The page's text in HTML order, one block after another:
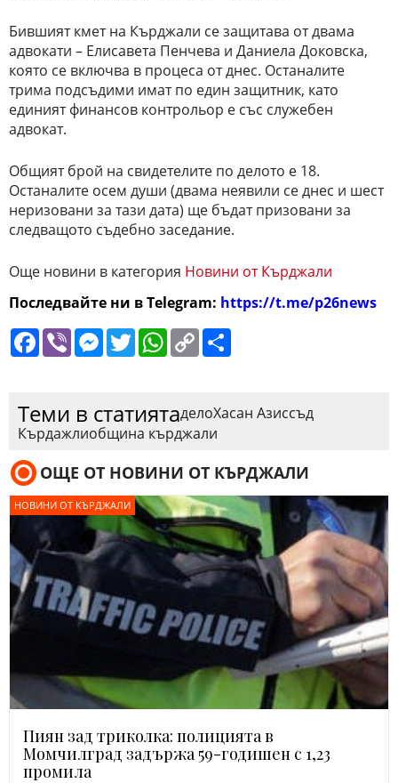
Бившият кмет на Кърджали се защитава от двама
адвокати – Елисавета Пенчева и Даниела Доковска,
която се включва в процеса от днес. Останалите
трима подсъдими имат по един защитник, като
единият финансов контрольор е със служебен
адвокат.
Общият брой на свидетелите по делото е 18.
Останалите осем души (двама неявили се днес и шест
неризовани за тази дата) ще бъдат призовани за
следващото съдебно заседание.
Още новини в категория Новини от Кърджали
Последвайте ни в Telegram: https://t.me/p26news
Facebook
ViberMessenger
TwitterWhatsApp
Copy
Link
Теми в статиятаделоХасан Азиссъд
Кърдажлиобщина кърджали
ОЩЕ ОТ НОВИНИ ОТ КЪРДЖАЛИ
НОВИНИ ОТ КЪРДЖАЛИ
Пиян зад триколка: полицията в
Момчилград задържа 59-годишен с 1,23
промила